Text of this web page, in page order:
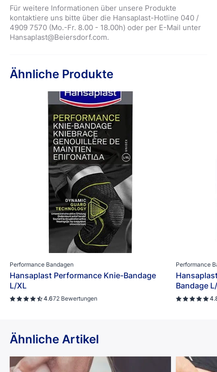
Für weitere Informationen über unsere Produkte
kontaktiere uns bitte über die Hansaplast-Hotline 040 /
4909 7570 (Mo.-Fr. 8.00 - 18.00h) oder per E-Mail unter
Hansaplast@Beiersdorf.com.
Ähnliche Produkte
Performance Bandagen
Hansaplast Performance Knie-Bandage
L/XL
4.672 Bewertungen
Performance
Bandage
Ähnliche Artikel